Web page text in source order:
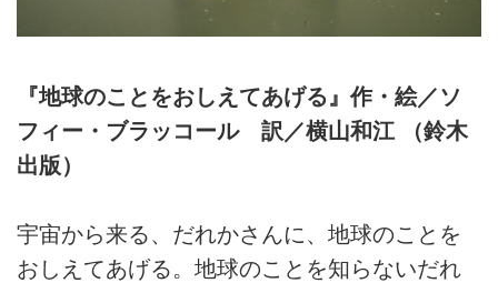
『地球のことをおしえてあげる』作・絵／ソ
フィー・ブラッコール 訳／横山和江 （鈴木
出版）
宇宙から来る、だれかさんに、地球のことを
おしえてあげる。地球のことを知らないだれ